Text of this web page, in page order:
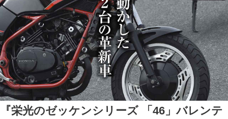
『栄光のゼッケンシリーズ 「46」バレンテ